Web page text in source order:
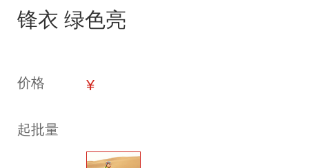
锋衣 绿色亮
价格 ¥
起批量